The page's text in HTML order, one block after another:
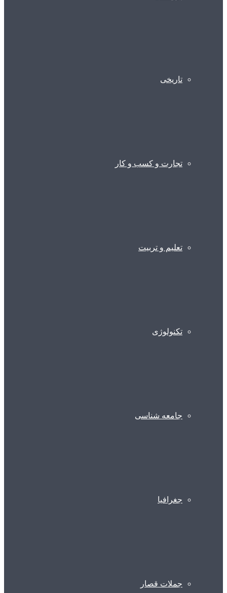
تاریخی
تجارت و کسب و کار
تعلیم و تربیت
تکنولوژی
جامعه شناسی
جغرافیا
جملات قصار